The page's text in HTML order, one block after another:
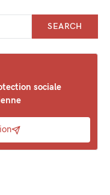
SEARCH
sociale